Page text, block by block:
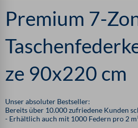
Premium 7-
ze 90x220 cm
Unser absoluter Bestseller:
Bereits über 10.000 zufriedene Kunden
- Erhältlich auch mit 1000 Federn pro 2